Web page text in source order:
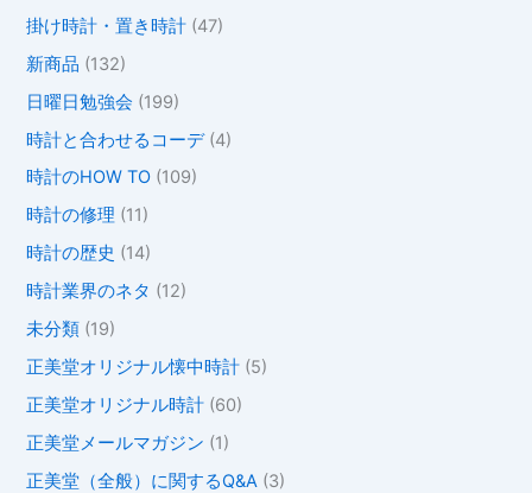
掛け時計・置き時計 (47)
新商品 (132)
日曜日勉強会 (199)
時計と合わせるコーデ(4)
時計のHOW TO (109)
時計の修理 (11)
時計の歴史 (14)
時計業界のネタ (12)
未分類 (19)
正美堂オリジナル懐中時計 (5)
正美堂オリジナル時計 (60)
正美堂メールマガジン (1)
正美堂（全般）に関するQ&A (3)